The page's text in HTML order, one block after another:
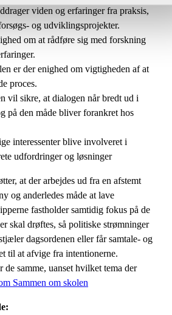
viden og erfaringer fra praksis,
og udviklingsprojekter.
om at rådføre sig med forskning
er der enighed om vigtigheden af at
proces.
vil sikre, at dialogen når bredt ud i
på den måde bliver forankret hos
interessenter blive involveret i
udfordringer og løsninger
at der arbejdes ud fra en afstemt
og anderledes måde at lave
fastholder samtidig fokus på de
skal drøftes, så politiske strømninger
dagsordenen eller får samtale- og
til at afvige fra intentionerne.
samme, uanset hvilket tema der
Sammen om skolen